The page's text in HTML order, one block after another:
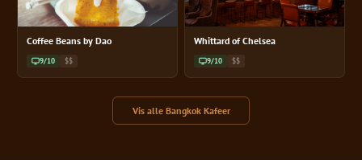
Coffee Beans by Dao
9/10 $$
Whittard of Chelsea
9/10 $$
Vis alle Bangkok Kafeer